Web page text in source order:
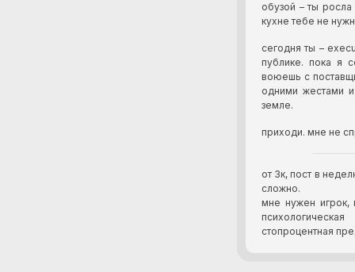
обузой – ты
кухне тебе не
сегодня ты –
публике. пока я
воюешь с
одними жестами
земле.
приходи. мне не
от 3к, пост в
сложно.
мне нужен игрок,
стопроцентная